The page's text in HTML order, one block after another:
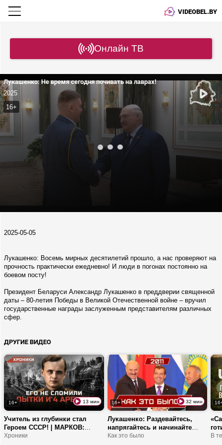
VIDEOBEL.BY
Онлайн ТВ
Лукашенко: Не время сегодня почивать на лаврах!
2025
16+
2025-05-05
Лукашенко: Восемь мирных десятилетий прошло, а нас проверяют на
прочность практически ежедневно! И люди в погонах постоянно на
боевом посту!
Президент Беларуси Александр Лукашенко в преддверии священной
даты – 80-летия Победы в Великой Отечественной войне – вручил
государственные награды заслуженным представителям различных
сфер.
ДРУГИЕ ВИДЕО
16+ 13 мин
Учитель из глубинки стал
Героем СССР! | МАРКОВ:
легендарный комбриг и гроза
Хроники
16+ 32 мин
Лукашенко: Раздевайтесь,
напрягайтесь и начинайте
РАБОТАТЬ! | Теракт, кризис и
Как это было В